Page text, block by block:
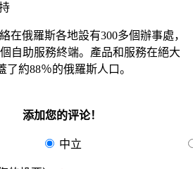
在俄羅斯各地設有300多個辦事處，
自助服務終端。產品和服務在絕大
約88％的俄羅斯人口。
添加您的评论！
中立